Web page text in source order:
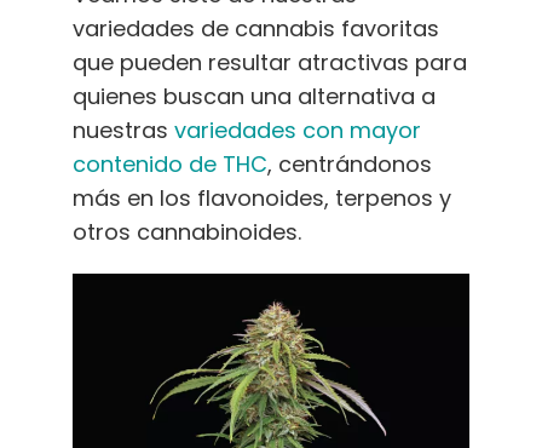
variedades de cannabis favoritas
que pueden resultar atractivas para
quienes buscan una alternativa a
nuestras variedades con mayor
contenido de THC, centrándonos
más en los flavonoides, terpenos y
otros cannabinoides.